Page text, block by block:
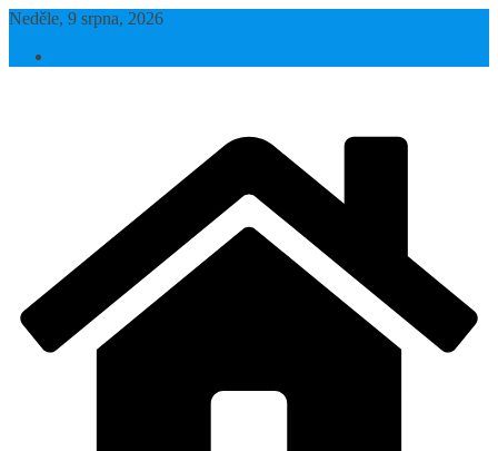
Přeskočit
obsah
Neděle, 9 srpna, 2026